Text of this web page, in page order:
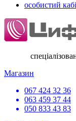
особистий
Магазин
067 424 32 36
063 459 37 44
050 833 43 83